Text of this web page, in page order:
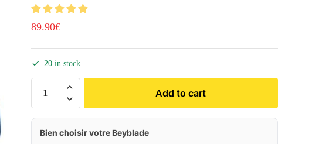
89.90€
20 in stock
Add to cart
Bien choisir votre Beyblade